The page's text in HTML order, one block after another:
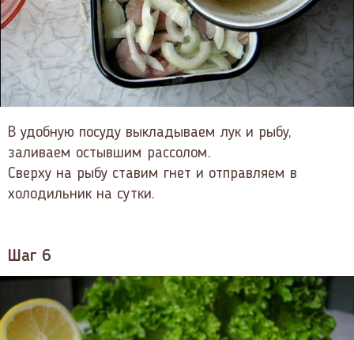
В удобную посуду выкладываем лук и рыбу,
заливаем остывшим рассолом.
Сверху на рыбу ставим гнет и отправляем в
холодильник на сутки.
Шаг 6